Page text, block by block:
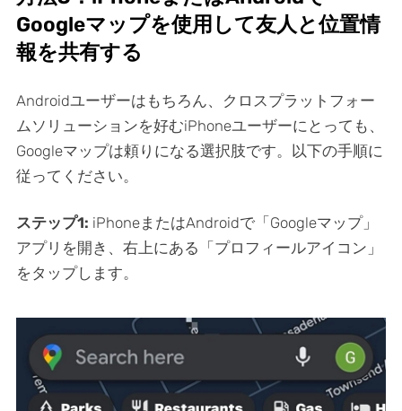
Googleマップを使用して友人と位置情
報を共有する
Androidユーザーはもちろん、クロスプラットフォー
ムソリューションを好むiPhoneユーザーにとっても、
Googleマップは頼りになる選択肢です。以下の手順に
従ってください。
ステップ1: iPhoneまたはAndroidで「Googleマップ」
アプリを開き、右上にある「プロフィールアイコン」
をタップします。